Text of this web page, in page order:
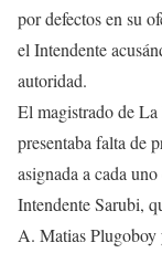
por defectos en su
el Intendente
autoridad.
El magistrado de La
presentaba falta de
asignada a cada
Intendente Sarubi,
A. Matias Plugoboy